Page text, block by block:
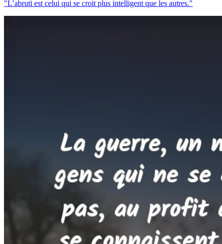
"L’abruti est celui qui se croit plus intelligent que les autres."